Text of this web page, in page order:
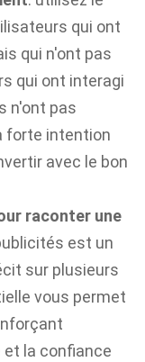
qui ont
qui n'ont pas
qui ont interagi
n'ont pas
forte intention
avec le bon
raconter une
est un
sur plusieurs
vous permet
la confiance